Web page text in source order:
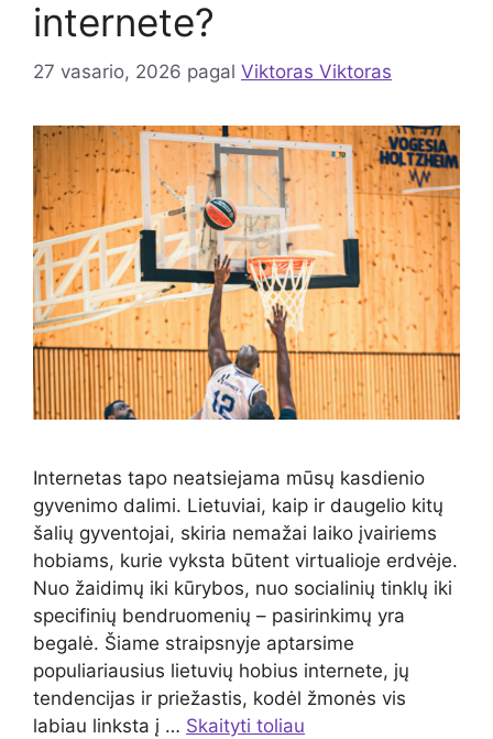
internete?
27 vasario, 2026 pagal Viktoras Viktoras
Internetas tapo neatsiejama mūsų kasdienio
gyvenimo dalimi. Lietuviai, kaip ir daugelio kitų
šalių gyventojai, skiria nemažai laiko įvairiems
hobiams, kurie vyksta būtent virtualioje erdvėje.
Nuo žaidimų iki kūrybos, nuo socialinių tinklų iki
specifinių bendruomenių – pasirinkimų yra
begalė. Šiame straipsnyje aptarsime
populiariausius lietuvių hobius internete, jų
tendencijas ir priežastis, kodėl žmonės vis
labiau linksta į … Skaityti toliau